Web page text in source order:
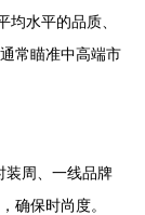
均水平的品质、
常瞄准中高端市
装周、一线品牌
确保时尚度。